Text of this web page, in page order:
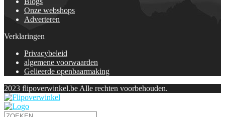
Onze webshops
Adverteren
Verklaringen
Privacybeleid
algemene voorwaarden
Gelieerde openbaarmaking
2023 flipoverwinkel.be Alle rechten voorbehouden.